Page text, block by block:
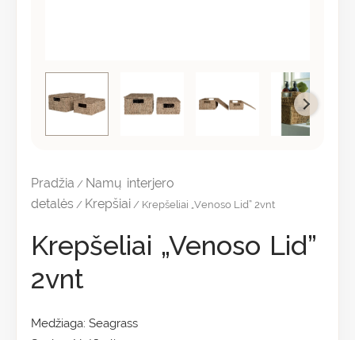
Pradžia / Namų interjero
detalės / Krepšiai / Krepšeliai „Venoso Lid” 2vnt
Krepšeliai „Venoso Lid”
2vnt
Medžiaga: Seagrass